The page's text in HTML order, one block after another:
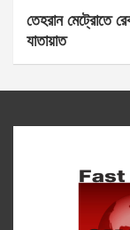
তেহরান মেট্রোতে
যাতায়াত